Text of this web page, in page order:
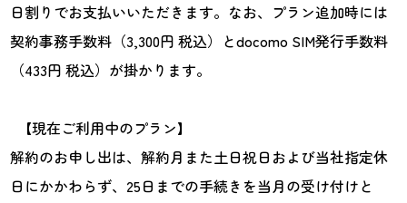
日割りでお支払いいただきます。なお、プラン追加時には
契約事務手数料（3,300円 税込）とdocomo SIM発行手数料
（433円 税込）が掛かります。
【現在ご利用中のプラン】
解約のお申し出は、解約月また土日祝日および当社指定休
日にかかわらず、25日までの手続きを当月の受け付けと